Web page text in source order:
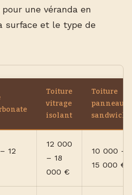
pour une véranda en
surface et le type de
Toiture
vitrage
isolant
Toiture
panneau
sandwich
12
12 000
– 18
000 €
10 000 –
15 000 €